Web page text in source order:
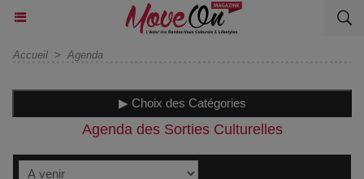
Accueil > Agenda
▶ Choix des Catégories
Agenda des Sorties Culturelles